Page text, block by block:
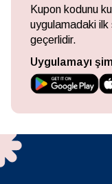
Kupon kodunu
uygulamadaki ilk
geçerlidir.
Uygulamayı